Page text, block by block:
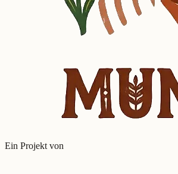
Ein Projekt von